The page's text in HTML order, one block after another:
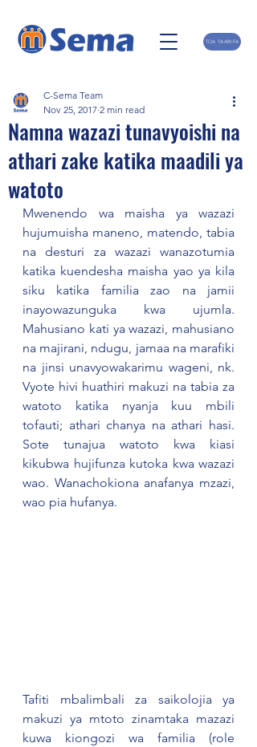
TOA TAARIFA
Namna wazazi tunavyoishi na
athari zake katika maadili ya
watoto
C-Sema Team
Nov 25, 2017 2 min read
Mwenendo wa maisha ya wazazi
hujumuisha maneno, matendo, tabia
na desturi za wazazi wanazotumia
katika kuendesha maisha yao ya kila
siku katika familia zao na jamii
inayowazunguka kwa ujumla.
Mahusiano kati ya wazazi, mahusiano
na majirani, ndugu, jamaa na marafiki
na jinsi unavyowakarimu wageni, nk.
Vyote hivi huathiri makuzi na tabia za
watoto katika nyanja kuu mbili
tofauti; athari chanya na athari hasi.
Sote tunajua watoto kwa kiasi
kikubwa hujifunza kutoka kwa wazazi
wao. Wanachokiona anafanya mzazi,
wao pia hufanya.
Tafiti mbalimbali za saikolojia ya
makuzi ya mtoto zinamtaka mazazi
kuwa kiongozi wa familia (role